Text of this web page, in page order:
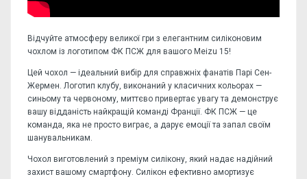
Відчуйте атмосферу великої гри з елегантним силіконовим
чохлом із логотипом ФК ПСЖ для вашого Meizu 15!
Цей чохол — ідеальний вибір для справжніх фанатів Парі Сен-
Жермен. Логотип клубу, виконаний у класичних кольорах —
синьому та червоному, миттєво привертає увагу та демонструє
вашу відданість найкращій команді Франції. ФК ПСЖ — це
команда, яка не просто виграє, а дарує емоції та запал своїм
шанувальникам.
Чохол виготовлений з преміум силікону, який надає надійний
захист вашому смартфону. Силікон ефективно амортизує